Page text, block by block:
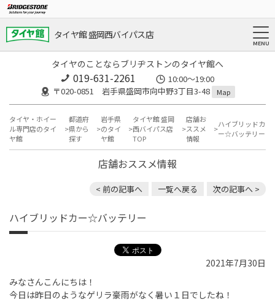
タイヤ館 盛岡西バイパス店
タイヤのことならブリヂストンのタイヤ館へ
019-631-2261
10:00～19:00
〒020-0851 岩手県盛岡市向中野3丁目3-48
Map
タイヤ・ホイー
ル専門店のタイ
ヤ館
都道府
県から
探す
岩手県
のタイ
ヤ館
タイヤ館 盛岡
西バイパス店
TOP
店舗お
ススメ
情報
ハイブリッドカ
ー☆バッテリー
店舗おススメ情報
< 前の記事へ 一覧へ戻る 次の記事へ >
ハイブリッドカー☆バッテリー
2021年7月30日
みなさんこんにちは！
今日は昨日のようなゲリラ豪雨がなく暑い１日でしたね！